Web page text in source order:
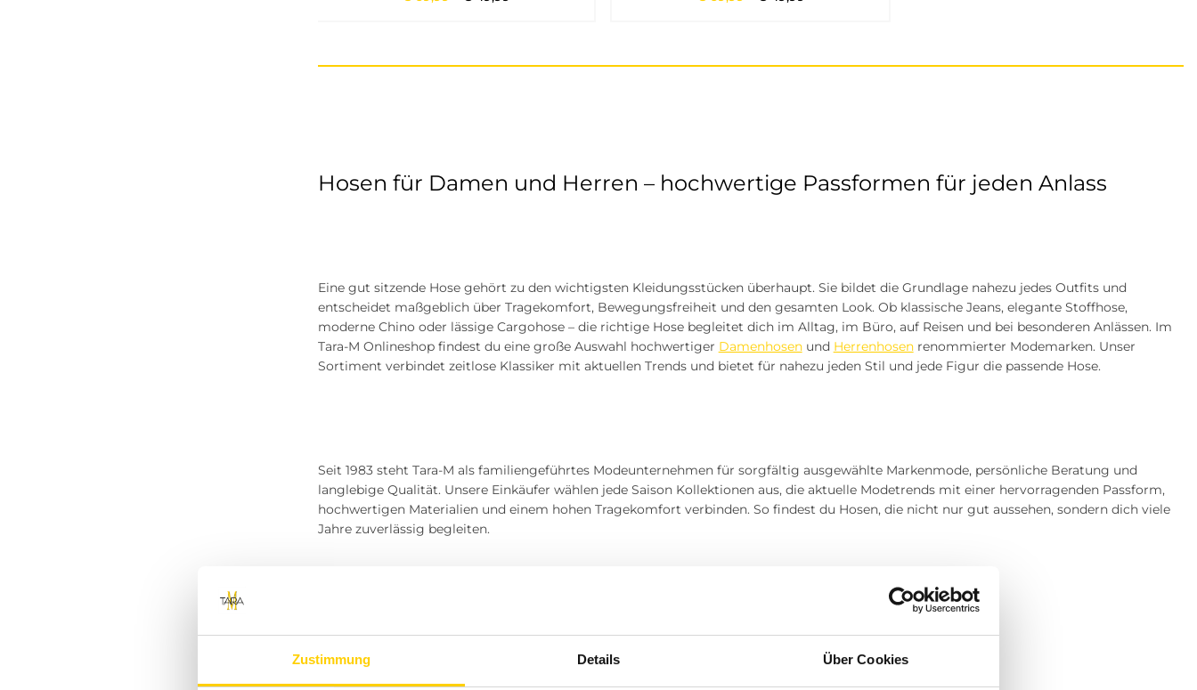
Zustimmung Details Über Cookies
Hosen für Damen und Herren – hochwertige Passformen für jeden Anlass
Eine gut sitzende Hose gehört zu den wichtigsten Kleidungsstücken überhaupt. Sie bildet die Grundlage nahezu jedes Outfits und
entscheidet maßgeblich über Tragekomfort, Bewegungsfreiheit und den gesamten Look. Ob klassische Jeans, elegante Stoffhose,
moderne Chino oder lässige Cargohose – die richtige Hose begleitet dich im Alltag, im Büro, auf Reisen und bei besonderen Anlässen. Im
Tara-M Onlineshop findest du eine große Auswahl hochwertiger Damenhosenund Herrenhosenrenommierter Modemarken. Unser
Sortiment verbindet zeitlose Klassiker mit aktuellen Trends und bietet für nahezu jeden Stil und jede Figur die passende Hose.
Seit 1983 steht Tara-M als familiengeführtes Modeunternehmen für sorgfältig ausgewählte Markenmode, persönliche Beratung und
langlebige Qualität. Unsere Einkäufer wählen jede Saison Kollektionen aus, die aktuelle Modetrends mit einer hervorragenden Passform,
hochwertigen Materialien und einem hohen Tragekomfort verbinden. So findest du Hosen, die nicht nur gut aussehen, sondern dich viele
Jahre zuverlässig begleiten.